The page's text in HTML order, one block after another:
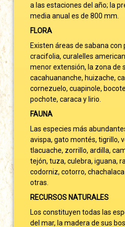
a las estaciones del año; la
media anual es de 800 mm.
FLORA
Existen áreas de sabana con
cracifolia, curalelles
menor extensión, la zona de
cacahuananche, huizache,
cornezuelo, cuapinole,
pochote, caraca y lirio.
FAUNA
Las especies más
avispa, gato montés, tigrillo,
tlacuache, zorrillo, ardilla,
tejón, tuza, culebra, iguana,
codorniz, cotorro,
otras.
RECURSOS NATURALES
Los constituyen todas las
del mar, la madera de sus